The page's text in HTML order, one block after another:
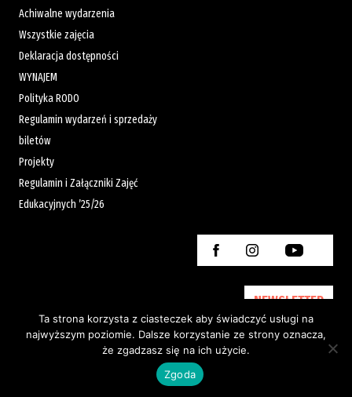
Achiwalne wydarzenia
Wszystkie zajęcia
Deklaracja dostępności
WYNAJEM
Polityka RODO
Regulamin wydarzeń i sprzedaży
biletów
Projekty
Regulamin i Załączniki Zajęć
Edukacyjnych ’25/26
NEWSLETTER
Created by:
Ta strona korzysta z ciasteczek aby świadczyć usługi na
najwyższym poziomie. Dalsze korzystanie ze strony oznacza,
że zgadzasz się na ich użycie.
Zgoda